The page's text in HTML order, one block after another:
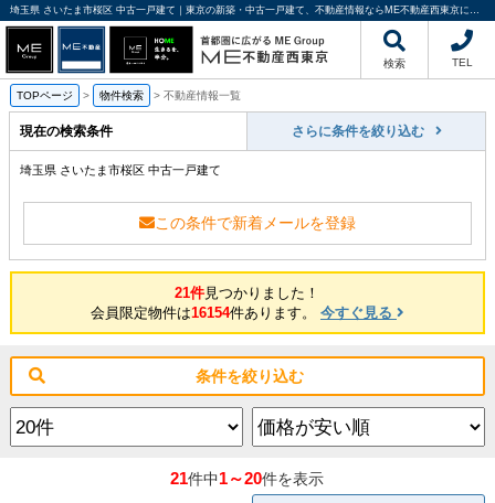
埼玉県 さいたま市桜区 中古一戸建て｜東京の新築・中古一戸建て、不動産情報ならME不動産西東京にお任せください
検索 TEL
TOPページ > 物件検索 > 不動産情報一覧
現在の検索条件 さらに条件を絞り込む
埼玉県 さいたま市桜区 中古一戸建て
この条件で新着メールを登録
21件見つかりました！
会員限定物件は16154件あります。 今すぐ見る
条件を絞り込む
21件中1～20件を表示